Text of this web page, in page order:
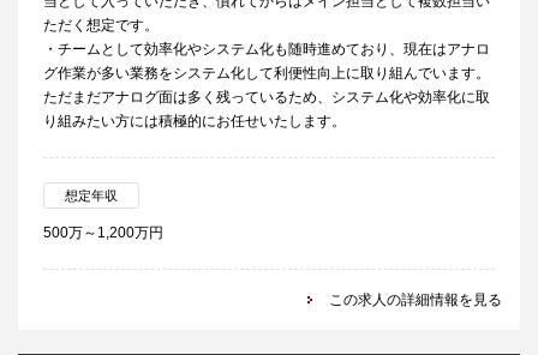
ただく想定です。
・チームとして効率化やシステム化も随時進めており、現在はアナロ
グ作業が多い業務をシステム化して利便性向上に取り組んでいます。
ただまだアナログ面は多く残っているため、システム化や効率化に取
り組みたい方には積極的にお任せいたします。
想定年収
500万～1,200万円
この求人の詳細情報を見る